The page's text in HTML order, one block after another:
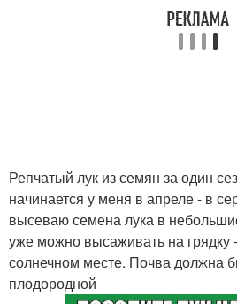
Репчатый лук из семян за один
начинается у меня в апреле - в
высеваю семена лука в
уже можно высаживать на грядку
солнечном месте. Почва должна
плодородной